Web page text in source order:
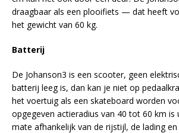
draagbaar als een plooifiets — dat heeft
het gewicht van 60 kg.
Batterij
De Johanson3 is een scooter, geen
batterij leeg is, dan kan je niet op
het voertuig als een skateboard worden
opgegeven actieradius van 40 tot 60 km is
mate afhankelijk van de rijstijl, de lading